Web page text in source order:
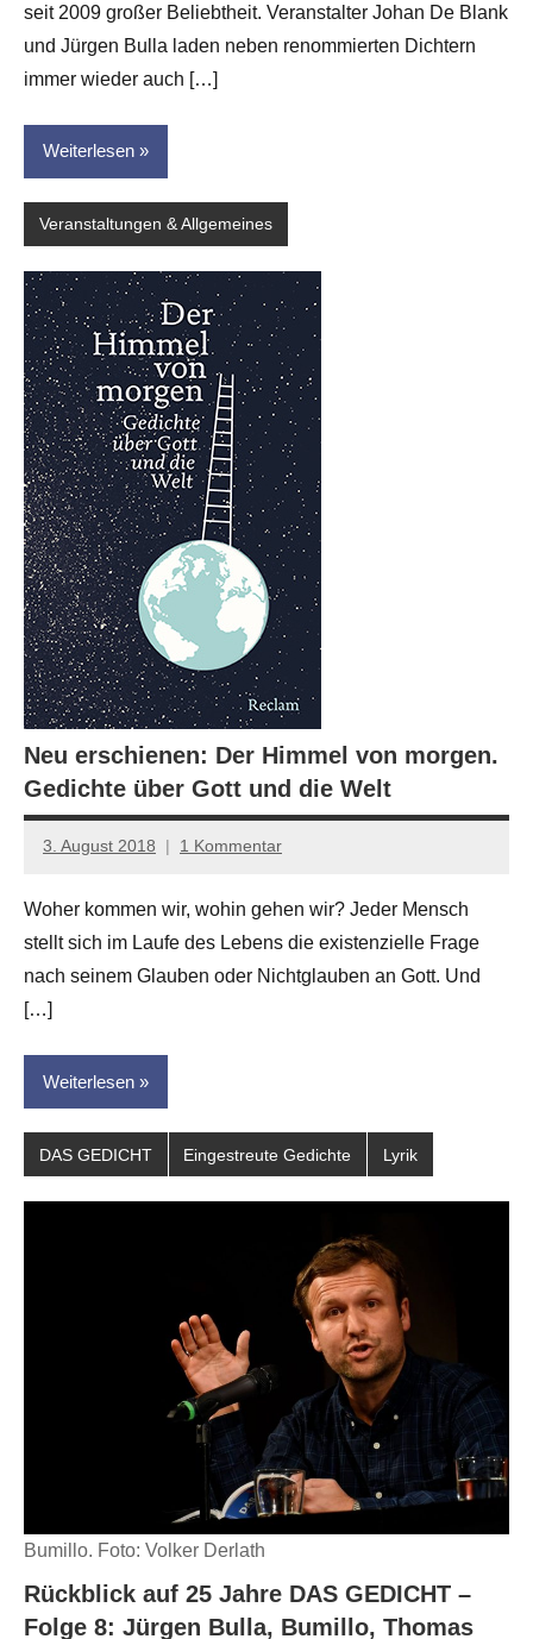
seit 2009 großer Beliebtheit. Veranstalter Johan De Blank
und Jürgen Bulla laden neben renommierten Dichtern
immer wieder auch […]
Weiterlesen
Veranstaltungen & Allgemeines
Neu erschienen: Der Himmel von morgen.
Gedichte über Gott und die Welt
3. August 2018
Anton
Leitner
1 Kommentar
Woher kommen wir, wohin gehen wir? Jeder Mensch
stellt sich im Laufe des Lebens die existenzielle Frage
nach seinem Glauben oder Nichtglauben an Gott. Und
[…]
Weiterlesen
DAS GEDICHT Eingestreute Gedichte Lyrik
Bumillo. Foto: Volker Derlath
Rückblick auf 25 Jahre DAS GEDICHT –
Folge 8: Jürgen Bulla, Bumillo, Thomas